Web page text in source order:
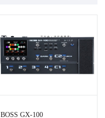
BOSS GX-100